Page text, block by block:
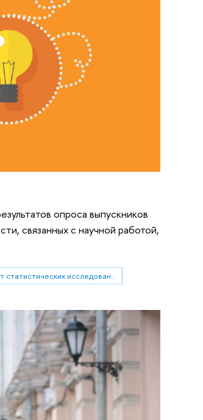
опроса выпускников
связанных с научной работой,
Институт статистических исследований и экономики знаний